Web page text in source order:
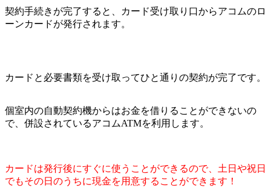
契約手続きが完了すると、カード受け取り口からアコムのロ
ーンカードが発行されます。
カードと必要書類を受け取ってひと通りの契約が完了です。
個室内の自動契約機からはお金を借りることができないの
で、併設されているアコムATMを利用します。
カードは発行後にすぐに使うことができるので、土日や祝日
でもその日のうちに現金を用意することができます！